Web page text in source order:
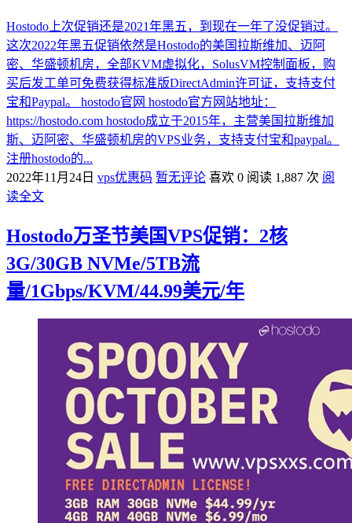
Hostodo上次促销还是2021年黑五，到现在一年了没促销过。
这次2022年黑五促销依然是Hostodo的美国拉斯维加、迈阿
密、华盛顿机房，全部KVM虚拟化，SolusVM控制面板，购
买后发工单可免费获得标准版DirectAdmin许可证，支持支付
宝和Paypal。 hostodo官网 hostodo官方网站地址：
https://hostodo.com hostodo成立于2015年，主营美国拉斯维加
斯、迈阿密、华盛顿机房的VPS业务，支持支付宝和paypal。
注册hostodo的...
2022年11月24日 vps优惠码 暂无评论 喜欢 0 阅读 1,887 次 阅
读全文
Hostodo万圣节美国VPS促销：2核
3G/30GB NVMe/5TB流
量/1Gbps/KVM/44.99美元/年